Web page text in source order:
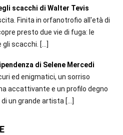
scacchi di Walter Tevis
Finita in orfanotrofio all'età di
presto due vie di fuga: le
gli scacchi. […]
di Selene Mercedi
ed enigmatici, un sorriso
accattivante e un profilo degno
di un grande artista […]